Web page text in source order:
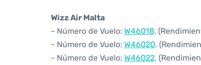
Wizz Air Malta
- Número de Vuelo: W46018.
- Número de Vuelo: W46020.
- Número de Vuelo: W46022.